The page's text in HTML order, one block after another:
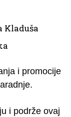
Kladuša
i promocije
i podrže ovaj